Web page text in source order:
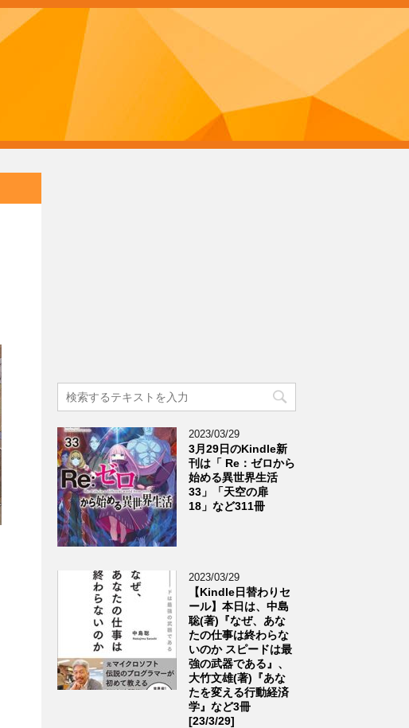
2023/03/29
3月29日のKindle新
刊は「 Re：ゼロから
始める異世界生活
33」「天空の扉
18」など311冊
2023/03/29
【Kindle日替わりセ
ール】本日は、中島
聡(著)『なぜ、あな
たの仕事は終わらな
いのか スピードは最
強の武器である』、
大竹文雄(著)『あな
たを変える行動経済
学』など3冊
[23/3/29]